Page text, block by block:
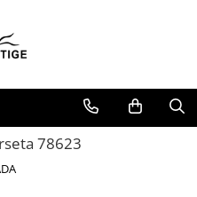
78623